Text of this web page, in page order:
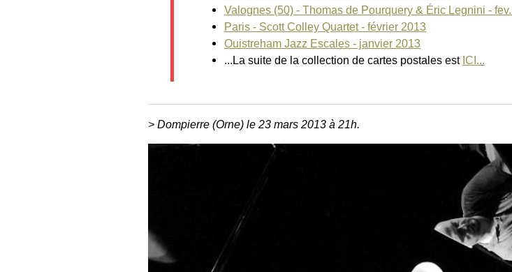
Valognes (50) - Thomas de Pourquery & Éric Legnini -
Paris - Scott Colley Quartet - février 2013
Ouistreham Jazz Escales - janvier 2013
...La suite de la collection de cartes postales est ICI...
> Dompierre (Orne) le 23 mars 2013 à 21h.